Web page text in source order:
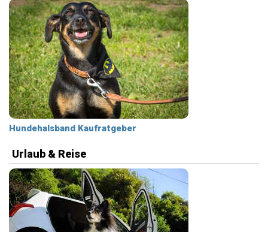
Hundehalsband Kaufratgeber
Urlaub & Reise